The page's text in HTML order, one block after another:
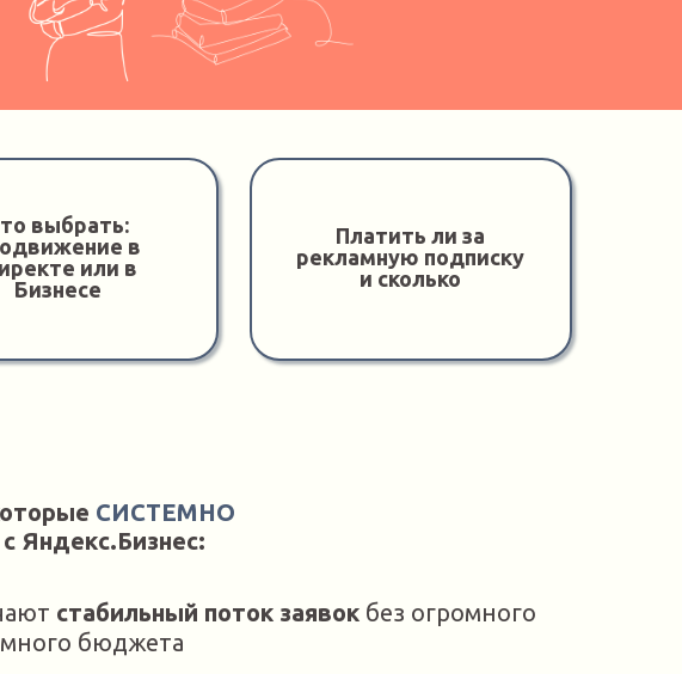
выбрать:
в
или в
Бизнесе
Платить ли за
рекламную подписку
и сколько
стабильный поток заявок без огромного
бюджета
СИСТЕМНО
Яндекс.Бизнес: